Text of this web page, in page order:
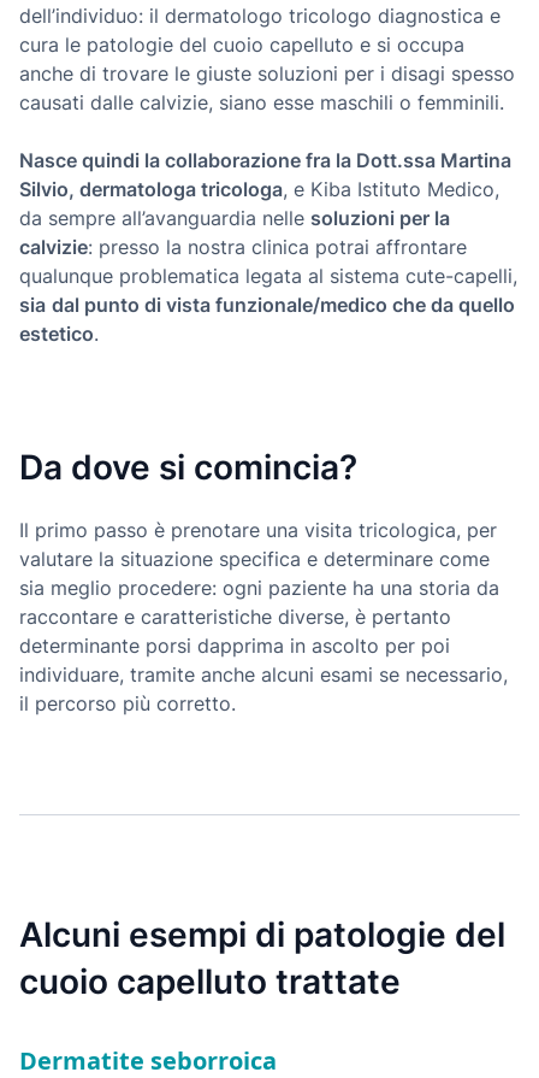
dell’individuo: il dermatologo tricologo diagnostica e
cura le patologie del cuoio capelluto e si occupa
anche di trovare le giuste soluzioni per i disagi spesso
causati dalle calvizie, siano esse maschili o femminili.
Nasce quindi la collaborazione fra la Dott.ssa Martina
Silvio, dermatologa tricologa, e Kiba Istituto Medico,
da sempre all’avanguardia nelle soluzioni per la
calvizie: presso la nostra clinica potrai affrontare
qualunque problematica legata al sistema cute-capelli,
sia dal punto di vista funzionale/medico che da quello
estetico.
Da dove si comincia?
Il primo passo è prenotare una visita tricologica, per
valutare la situazione specifica e determinare come
sia meglio procedere: ogni paziente ha una storia da
raccontare e caratteristiche diverse, è pertanto
determinante porsi dapprima in ascolto per poi
individuare, tramite anche alcuni esami se necessario,
il percorso più corretto.
Alcuni esempi di patologie del
cuoio capelluto trattate
Dermatite seborroica